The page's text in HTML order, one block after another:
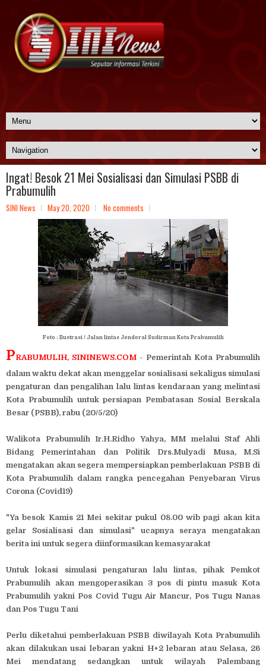
Ingat! Besok 21 Mei Sosialisasi dan Simulasi PSBB di
Prabumulih
SINI News May 20, 2020 No comments
Foto : Ilustrasi / Jalan lintas Jenderal Sudirman Kota Prabumulih
PRABUMULIH, SININEWS.COM - Pemerintah Kota Prabumulih
dalam waktu dekat akan menggelar sosialisasi sekaligus simulasi
pengaturan dan pengalihan lalu lintas kendaraan yang melintasi
Kota Prabumulih untuk persiapan Pembatasan Sosial Berskala
Besar (PSBB), rabu (20/5/20)
Walikota Prabumulih Ir.H.Ridho Yahya, MM melalui Staf Ahli
Bidang Pemerintahan dan Politik Drs.Mulyadi Musa, M.Si
mengatakan akan segera mempersiapkan pemberlakuan PSBB di
Kota Prabumulih dalam rangka pencegahan Penyebaran Virus
Corona (Covid19)
"Ya besok Kamis 21 Mei sekitar pukul 08.00 wib pagi akan kita
gelar Sosialisasi dan simulasi" ucapnya seraya mengatakan
berita ini untuk segera diinformasikan kemasyarakat
Untuk lokasi simulasi pengaturan lalu lintas, pihak Pemkot
Prabumulih akan mengoperasikan 3 pos di pintu masuk Kota
Prabumulih yakni Pos Covid Tugu Air Mancur, Pos Tugu Nanas
dan Pos Tugu Tani
Perlu diketahui pemberlakuan PSBB diwilayah Kota Prabumulih
akan dilakukan usai lebaran yakni H+2 lebaran atau Selasa, 26
Mei mendatang sedangkan untuk wilayah Palembang